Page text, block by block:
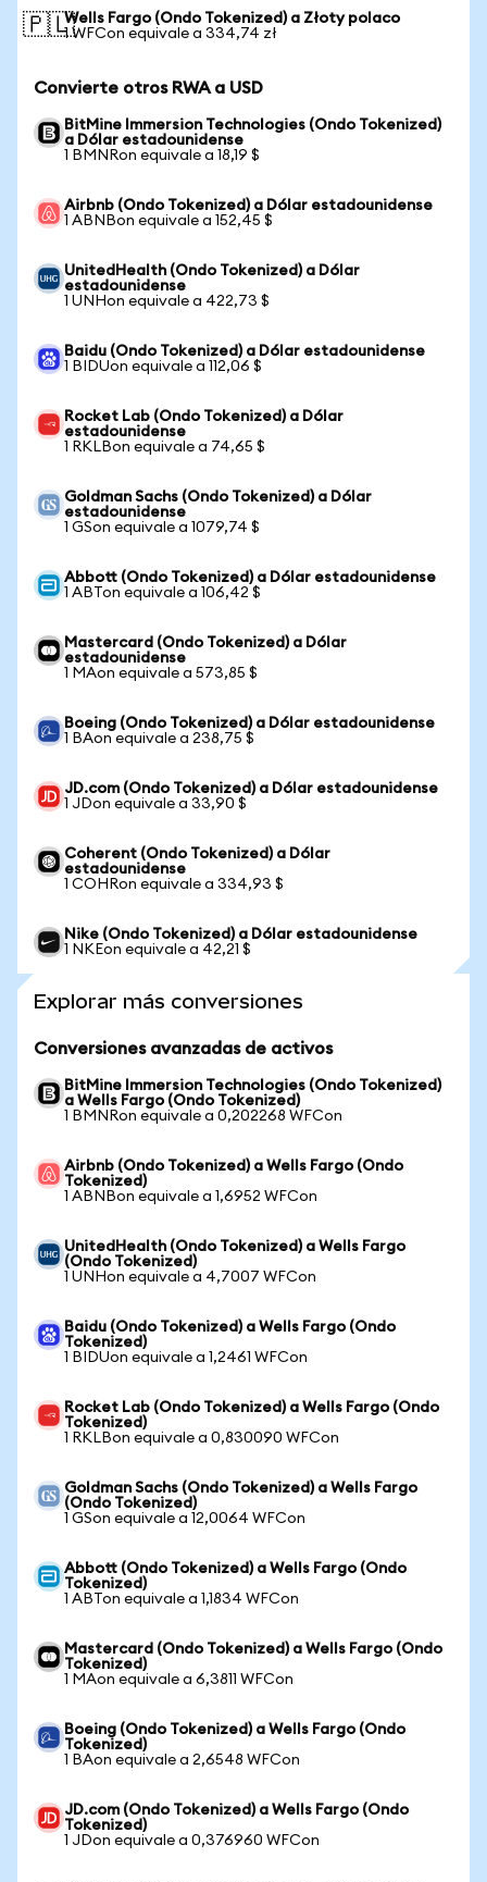
🇵🇱Wells Fargo (Ondo Tokenized) a Złoty polaco
1 WFCon equivale a 334,74 zł
Convierte otros RWA a USD
BitMine Immersion Technologies (Ondo Tokenized)
a Dólar estadounidense
1 BMNRon equivale a 18,19 $
Airbnb (Ondo Tokenized) a Dólar estadounidense
1 ABNBon equivale a 152,45 $
UnitedHealth (Ondo Tokenized) a Dólar
estadounidense
1 UNHon equivale a 422,73 $
Baidu (Ondo Tokenized) a Dólar estadounidense
1 BIDUon equivale a 112,06 $
Rocket Lab (Ondo Tokenized) a Dólar
estadounidense
1 RKLBon equivale a 74,65 $
Goldman Sachs (Ondo Tokenized) a Dólar
estadounidense
1 GSon equivale a 1079,74 $
Abbott (Ondo Tokenized) a Dólar estadounidense
1 ABTon equivale a 106,42 $
Mastercard (Ondo Tokenized) a Dólar
estadounidense
1 MAon equivale a 573,85 $
Boeing (Ondo Tokenized) a Dólar estadounidense
1 BAon equivale a 238,75 $
JD.com (Ondo Tokenized) a Dólar estadounidense
1 JDon equivale a 33,90 $
Coherent (Ondo Tokenized) a Dólar
estadounidense
1 COHRon equivale a 334,93 $
Nike (Ondo Tokenized) a Dólar estadounidense
1 NKEon equivale a 42,21 $
Explorar más conversiones
Conversiones avanzadas de activos
BitMine Immersion Technologies (Ondo Tokenized)
a Wells Fargo (Ondo Tokenized)
1 BMNRon equivale a 0,202268 WFCon
Airbnb (Ondo Tokenized) a Wells Fargo (Ondo
Tokenized)
1 ABNBon equivale a 1,6952 WFCon
UnitedHealth (Ondo Tokenized) a Wells Fargo
(Ondo Tokenized)
1 UNHon equivale a 4,7007 WFCon
Baidu (Ondo Tokenized) a Wells Fargo (Ondo
Tokenized)
1 BIDUon equivale a 1,2461 WFCon
Rocket Lab (Ondo Tokenized) a Wells Fargo (Ondo
Tokenized)
1 RKLBon equivale a 0,830090 WFCon
Goldman Sachs (Ondo Tokenized) a Wells Fargo
(Ondo Tokenized)
1 GSon equivale a 12,0064 WFCon
Abbott (Ondo Tokenized) a Wells Fargo (Ondo
Tokenized)
1 ABTon equivale a 1,1834 WFCon
Mastercard (Ondo Tokenized) a Wells Fargo (Ondo
Tokenized)
1 MAon equivale a 6,3811 WFCon
Boeing (Ondo Tokenized) a Wells Fargo (Ondo
Tokenized)
1 BAon equivale a 2,6548 WFCon
JD.com (Ondo Tokenized) a Wells Fargo (Ondo
Tokenized)
1 JDon equivale a 0,376960 WFCon